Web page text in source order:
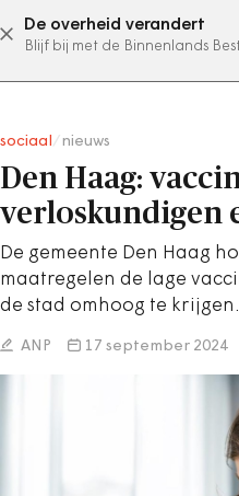
De overheid verandert
Blijf bij met de Binnenlands
sociaal nieuws
Den Haag:
verloskundigen
De gemeente Den Haag
maatregelen de lage
de stad omhoog te krijgen.
ANP 17 september 2024